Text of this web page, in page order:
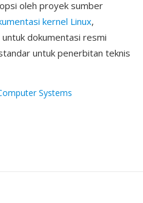
oleh proyek sumber
kernel Linux,
untuk dokumentasi resmi
untuk penerbitan teknis
Systems